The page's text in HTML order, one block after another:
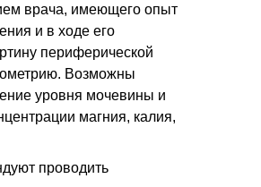
врача, имеющего опыт
и в ходе его
периферической
Возможны
уровня мочевины и
магния, калия,
проводить